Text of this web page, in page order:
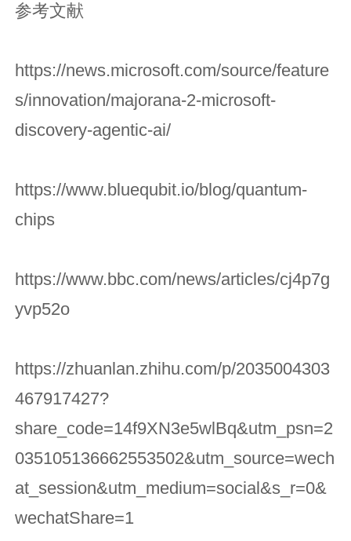
参考文献
https://news.microsoft.com/source/feature
s/innovation/majorana-2-microsoft-
discovery-agentic-ai/
https://www.bluequbit.io/blog/quantum-
chips
https://www.bbc.com/news/articles/cj4p7g
yvp52o
https://zhuanlan.zhihu.com/p/2035004303
467917427?
share_code=14f9XN3e5wlBq&utm_psn=2
035105136662553502&utm_source=wech
at_session&utm_medium=social&s_r=0&
wechatShare=1